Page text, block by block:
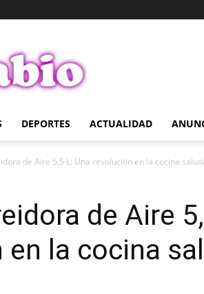
DEPORTES ACTUALIDAD
de Aire 5,5 L: Una revolución en la cocina
de Aire
en la cocina